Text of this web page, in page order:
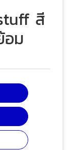
สี
อม